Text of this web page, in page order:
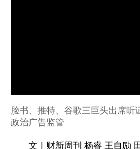
脸书、推特、谷歌三巨头出席听
政治广告监管
文｜财新周刊 杨睿 王自励